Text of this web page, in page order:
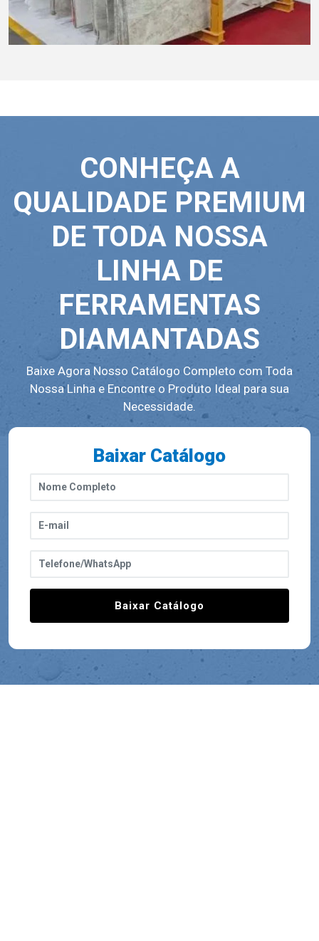
CONHEÇA A
QUALIDADE PREMIUM
DE TODA NOSSA
LINHA DE
FERRAMENTAS
DIAMANTADAS
Baixe Agora Nosso Catálogo Completo com Toda
Nossa Linha e Encontre o Produto Ideal para sua
Necessidade.
Baixar Catálogo
Baixar Catálogo